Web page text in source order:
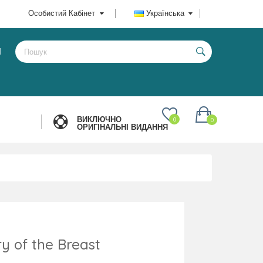
Українська
Особистий Кабінет
ВИКЛЮЧНО
ОРИГІНАЛЬНІ ВИДАННЯ
0
0
of the Breast